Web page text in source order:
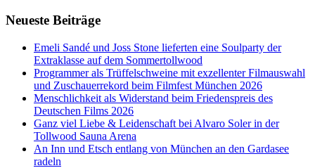
Neueste Beiträge
Emeli Sandé und Joss Stone lieferten eine Soulparty der
Extraklasse auf dem Sommertollwood
Programmer als Trüffelschweine mit exzellenter Filmauswahl
und Zuschauerrekord beim Filmfest München 2026
Menschlichkeit als Widerstand beim Friedenspreis des
Deutschen Films 2026
Ganz viel Liebe & Leidenschaft bei Alvaro Soler in der
Tollwood Sauna Arena
An Inn und Etsch entlang von München an den Gardasee
radeln